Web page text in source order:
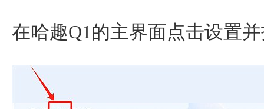
在哈趣Q1的主界面点击设置